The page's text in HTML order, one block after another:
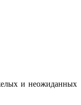
и неожиданных